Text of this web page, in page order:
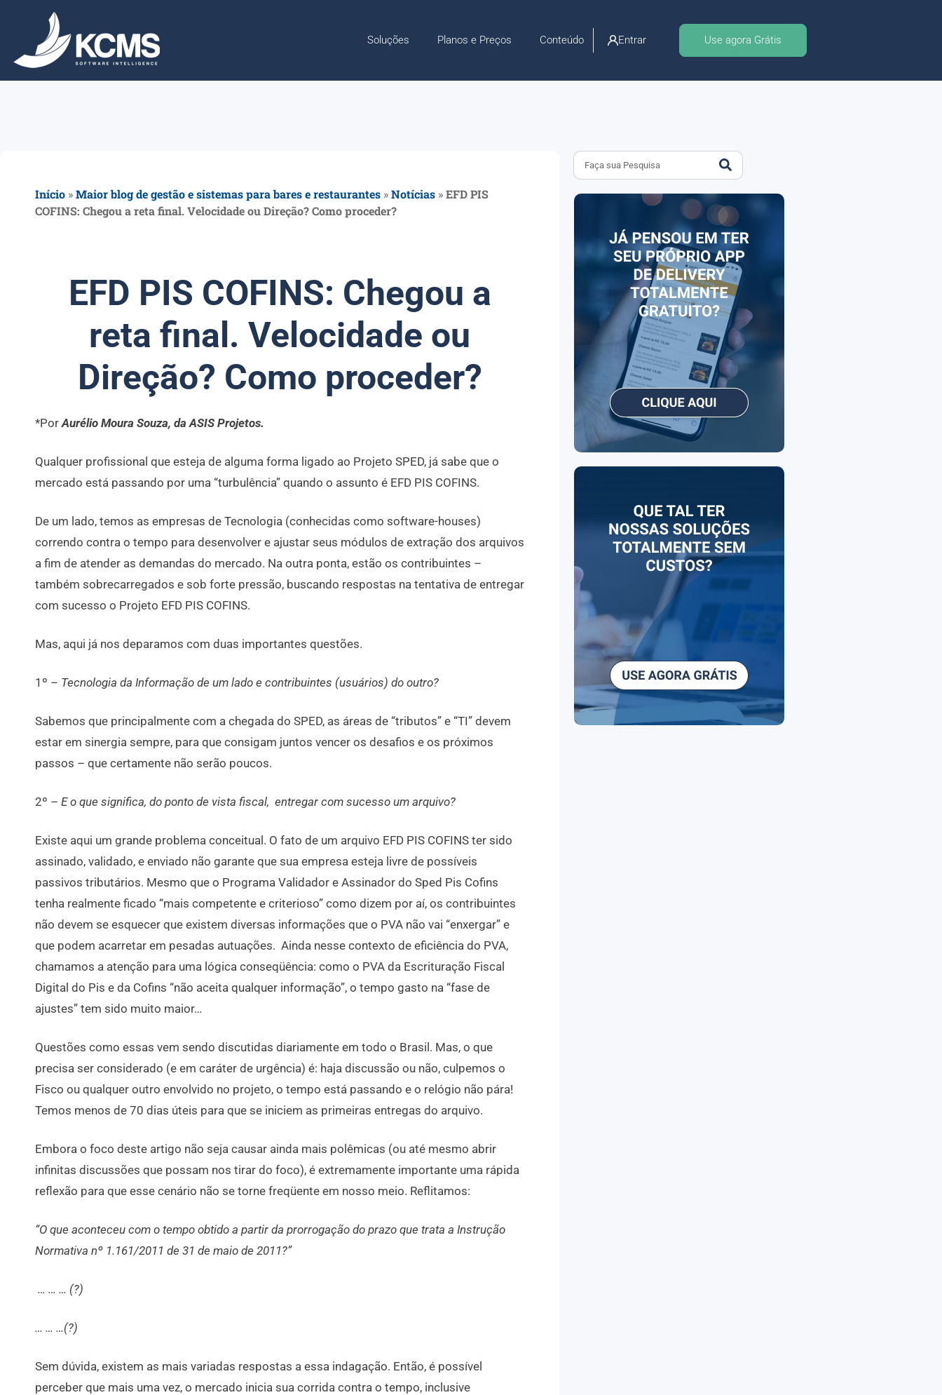
Soluções Planos e Preços Conteúdo Entrar Use agora Grátis
Início »Maior blog de gestão e sistemas para bares e restaurantes »Notícias »EFD PIS
COFINS: Chegou a reta final. Velocidade ou Direção? Como proceder?
EFD PIS COFINS: Chegou a
reta final. Velocidade ou
Direção? Como proceder?
*Por Aurélio Moura Souza, da ASIS Projetos.
Qualquer profissional que esteja de alguma forma ligado ao Projeto SPED, já sabe que o
mercado está passando por uma “turbulência” quando o assunto é EFD PIS COFINS.
De um lado, temos as empresas de Tecnologia (conhecidas como software-houses)
correndo contra o tempo para desenvolver e ajustar seus módulos de extração dos arquivos
a fim de atender as demandas do mercado. Na outra ponta, estão os contribuintes –
também sobrecarregados e sob forte pressão, buscando respostas na tentativa de entregar
com sucesso o Projeto EFD PIS COFINS.
Mas, aqui já nos deparamos com duas importantes questões.
1º – Tecnologia da Informação de um lado e contribuintes (usuários) do outro?
Sabemos que principalmente com a chegada do SPED, as áreas de “tributos” e “TI” devem
estar em sinergia sempre, para que consigam juntos vencer os desafios e os próximos
passos – que certamente não serão poucos.
2º – E o que significa, do ponto de vista fiscal, entregar com sucesso um arquivo?
Existe aqui um grande problema conceitual. O fato de um arquivo EFD PIS COFINS ter sido
assinado, validado, e enviado não garante que sua empresa esteja livre de possíveis
passivos tributários. Mesmo que o Programa Validador e Assinador do Sped Pis Cofins
tenha realmente ficado “mais competente e criterioso” como dizem por aí, os contribuintes
não devem se esquecer que existem diversas informações que o PVA não vai “enxergar” e
que podem acarretar em pesadas autuações. Ainda nesse contexto de eficiência do PVA,
chamamos a atenção para uma lógica conseqüência: como o PVA da Escrituração Fiscal
Digital do Pis e da Cofins “não aceita qualquer informação”, o tempo gasto na “fase de
ajustes” tem sido muito maior…
Questões como essas vem sendo discutidas diariamente em todo o Brasil. Mas, o que
precisa ser considerado (e em caráter de urgência) é: haja discussão ou não, culpemos o
Fisco ou qualquer outro envolvido no projeto, o tempo está passando e o relógio não pára!
Temos menos de 70 dias úteis para que se iniciem as primeiras entregas do arquivo.
Embora o foco deste artigo não seja causar ainda mais polêmicas (ou até mesmo abrir
infinitas discussões que possam nos tirar do foco), é extremamente importante uma rápida
reflexão para que esse cenário não se torne freqüente em nosso meio. Reflitamos:
“O que aconteceu com o tempo obtido a partir da prorrogação do prazo que trata a Instrução
Normativa nº 1.161/2011 de 31 de maio de 2011?”
… … … (?)
… … …(?)
Sem dúvida, existem as mais variadas respostas a essa indagação. Então, é possível
perceber que mais uma vez, o mercado inicia sua corrida contra o tempo, inclusive